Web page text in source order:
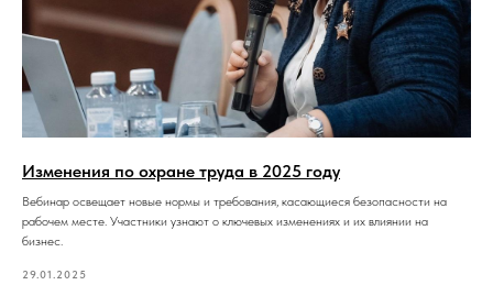
Изменения по охране труда в 2025 году
Вебинар освещает новые нормы и требования, касающиеся безопасности на
рабочем месте. Участники узнают о ключевых изменениях и их влиянии на
бизнес.
29.01.2025